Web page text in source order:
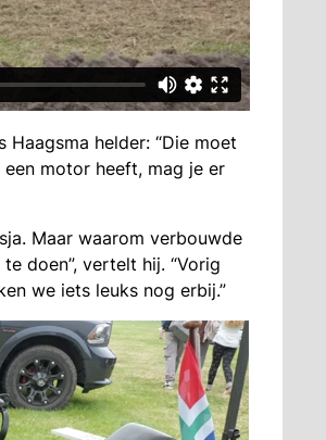
helder: “Die moet
motor heeft, mag je er
Maar waarom verbouwde
doen”, vertelt hij. “Vorig
we iets leuks nog erbij.”